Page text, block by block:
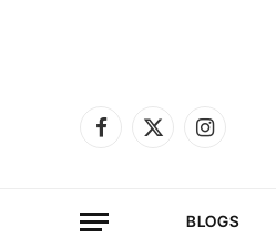
Facebook
X
Instagram
BLOGS